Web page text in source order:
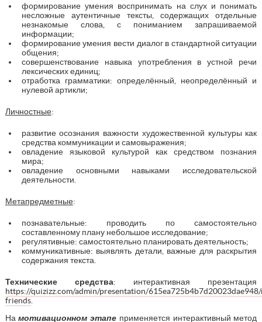
формирование умения воспринимать на слух и понимать
несложные аутентичные тексты, содержащих отдельные
незнакомые слова, с пониманием запрашиваемой
информации;
формирование умения вести диалог в стандартной ситуации
общения;
совершенствование навыка употребления в устной речи
лексических единиц;
отработка грамматики: определённый, неопределённый и
нулевой артикли;
Личностные:
развитие осознания важности художественной культуры как
средства коммуникации и самовыражения;
овладение языковой культурой как средством познания
мира;
овладение основными навыками исследовательской
деятельности.
Метапредметные:
познавательные: проводить по самостоятельно
составленному плану небольшое исследование;
регулятивные: самостоятельно планировать деятельность;
коммуникативные: выявлять детали, важные для раскрытия
содержания текста.
Технические средства: интерактивная презентация
https://quizizz.com/admin/presentation/
friends.
Намотивационном этапе применяется интерактивный метод